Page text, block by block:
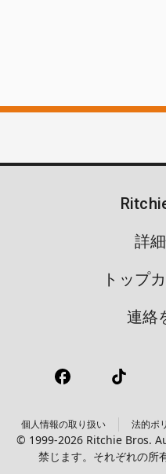
詳
トップ
連絡
個人情報の取り扱い 法的ポ
© 1999-2026 Ritchie Bros.
禁じます。それぞれの所